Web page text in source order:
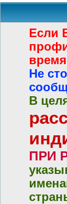
Если
Не
В
ПРИ